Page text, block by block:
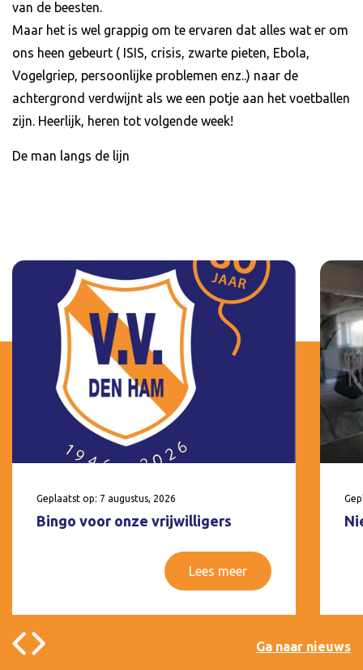
van de beesten.
Maar het is wel grappig om te ervaren dat alles wat er om
ons heen gebeurt ( ISIS, crisis, zwarte pieten, Ebola,
Vogelgriep, persoonlijke problemen enz..) naar de
achtergrond verdwijnt als we een potje aan het voetballen
zijn. Heerlijk, heren tot volgende week!
De man langs de lijn
Geplaatst op: 7 augustus, 2026
Bingo voor onze vrijwilligers
Lees meer
Ga naar nieuws